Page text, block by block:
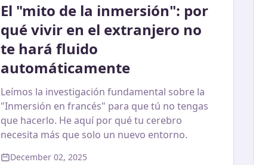
El "mito de la inmersión": por
qué vivir en el extranjero no
te hará fluido
automáticamente
Leímos la investigación fundamental sobre la
"Inmersión en francés" para que tú no tengas
que hacerlo. He aquí por qué tu cerebro
necesita más que solo un nuevo entorno.
December 02, 2025